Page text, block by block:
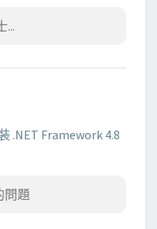
...
.NET Framework 4.8
問題